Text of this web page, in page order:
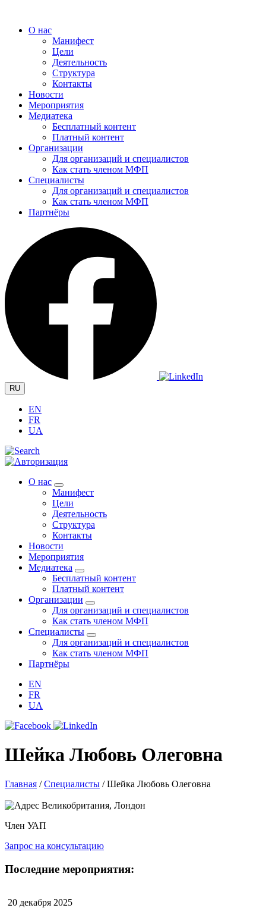
содержимому
О нас
Манифест
Цели
Деятельность
Структура
Контакты
Новости
Мероприятия
Медиатека
Бесплатный контент
Платный контент
Организации
Для организаций и специалистов
Как стать членом МФП
Специалисты
Для организаций и специалистов
Как стать членом МФП
Партнёры
RU
EN
FR
UA
О нас
Манифест
Цели
Деятельность
Структура
Контакты
Новости
Мероприятия
Медиатека
Бесплатный контент
Платный контент
Организации
Для организаций и специалистов
Как стать членом МФП
Специалисты
Для организаций и специалистов
Как стать членом МФП
Партнёры
EN
FR
UA
Шейка Любовь Олеговна
Главная /Специалисты /Шейка Любовь Олеговна
Великобритания, Лондон
Член УАП
Запрос на консультацию
Последние мероприятия:
20 декабря 2025